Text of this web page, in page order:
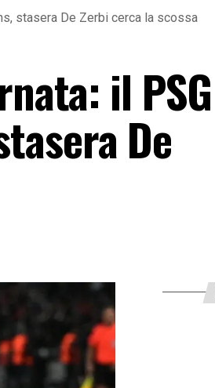
stasera De Zerbi cerca la scossa
il PSG
De